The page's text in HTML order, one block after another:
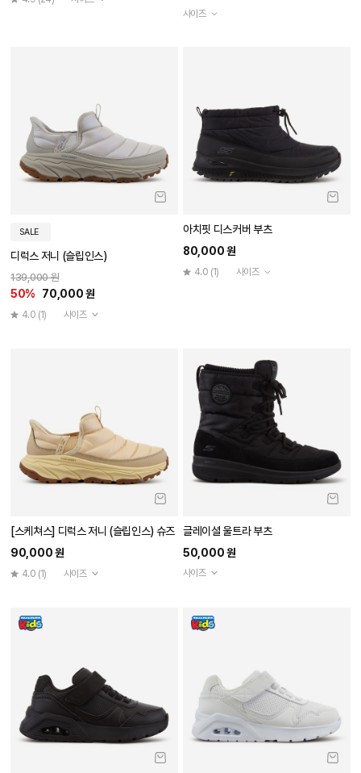
사이즈
SALE
디럭스 저니 (슬립인스)
139,000 원
50% 70,000 원
4.0 (1) 사이즈
아치핏 디스커버 부츠
80,000 원
4.0 (1) 사이즈
[스케쳐스] 디럭스 저니 (슬립인스) 슈즈
90,000 원
4.0 (1) 사이즈
글레이셜 울트라 부츠
50,000 원
사이즈